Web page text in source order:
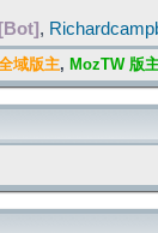
,
域版主, MozTW 版